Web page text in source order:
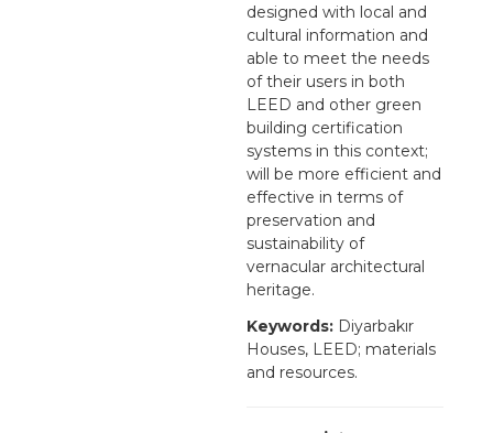
designed with local and
cultural information and
able to meet the needs
of their users in both
LEED and other green
building certification
systems in this context;
will be more efficient and
effective in terms of
preservation and
sustainability of
vernacular architectural
heritage.
Keywords: Diyarbakır
Houses, LEED; materials
and resources.